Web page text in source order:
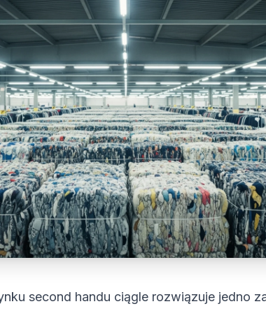
second handu ciągle rozwiązuje jedno